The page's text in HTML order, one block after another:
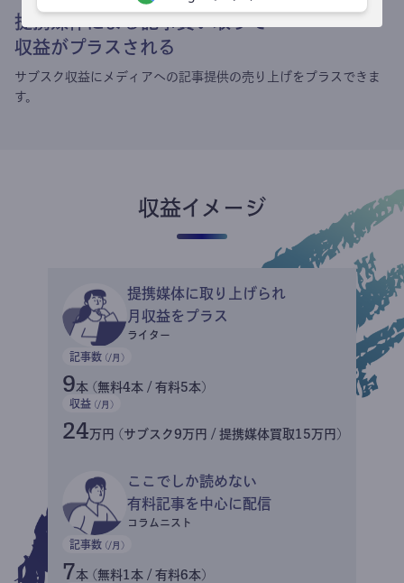
提携媒体による記事買い取りで
収益がプラスされる
サブスク収益にメディアへの記事提供の売り上げをプラスできま
す。
収益イメージ
提携媒体に取り上げられ
月収益をプラス
ライター
記事数 (/月)
9本 (無料4本 / 有料5本)
収益 (/月)
24万円 (サブスク9万円 / 提携媒体買取15万円)
ここでしか読めない
有料記事を中心に配信
コラムニスト
記事数 (/月)
7本 (無料1本 / 有料6本)